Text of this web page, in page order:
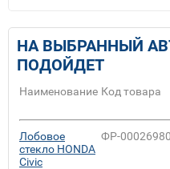
НА ВЫБРАННЫЙ
ПОДОЙДЕТ
Наименование Код товара
Лобовое
стекло HONDA
Civic
ФР-